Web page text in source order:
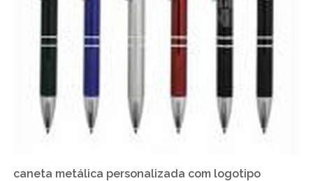
caneta metálica personalizada com logotipo